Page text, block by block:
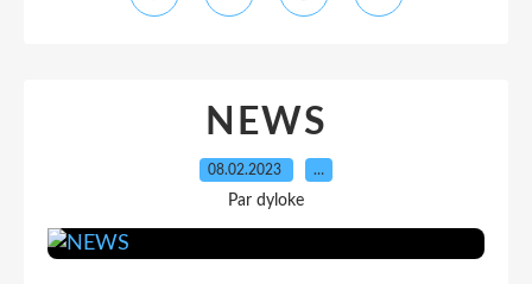
NEWS
08.02.2023 …
Par dyloke